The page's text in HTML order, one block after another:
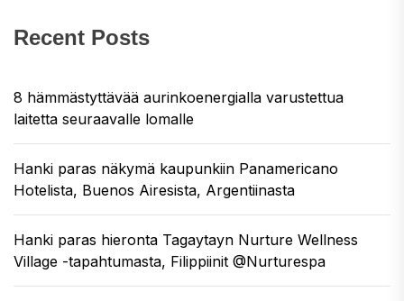
Recent Posts
8 hämmästyttävää aurinkoenergialla varustettua
laitetta seuraavalle lomalle
Hanki paras näkymä kaupunkiin Panamericano
Hotelista, Buenos Airesista, Argentiinasta
Hanki paras hieronta Tagaytayn Nurture Wellness
Village -tapahtumasta, Filippiinit @Nurturespa